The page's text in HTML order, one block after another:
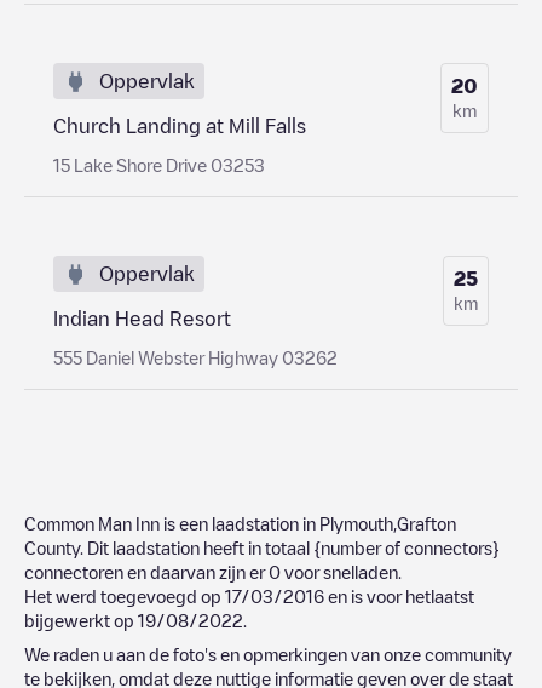
Oppervlak
Church Landing at Mill Falls
15 Lake Shore Drive 03253
20
km
Oppervlak
Indian Head Resort
555 Daniel Webster Highway 03262
25
km
Common Man Inn is een laadstation in Plymouth Grafton
County. Dit laadstation heeft in totaal {number of connectors}
connectoren en daarvan zijn er 0 voor snelladen.
Het werd toegevoegd op 17/03/2016 en is voor hetlaatst
bijgewerkt op 19/08/2022
We raden u aan de foto's en opmerkingen van onze community
te bekijken, omdat deze nuttige informatie geven over de staat